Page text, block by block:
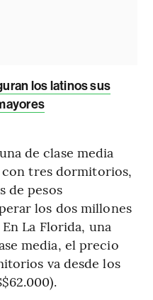
los latinos sus
de clase media
con tres dormitorios,
de pesos
los dos millones
En La Florida, una
media, el precio
va desde los